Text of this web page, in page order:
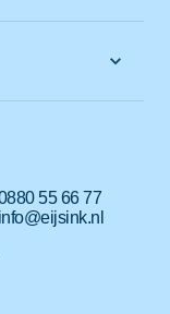
55 66 77
info@eijsink.nl